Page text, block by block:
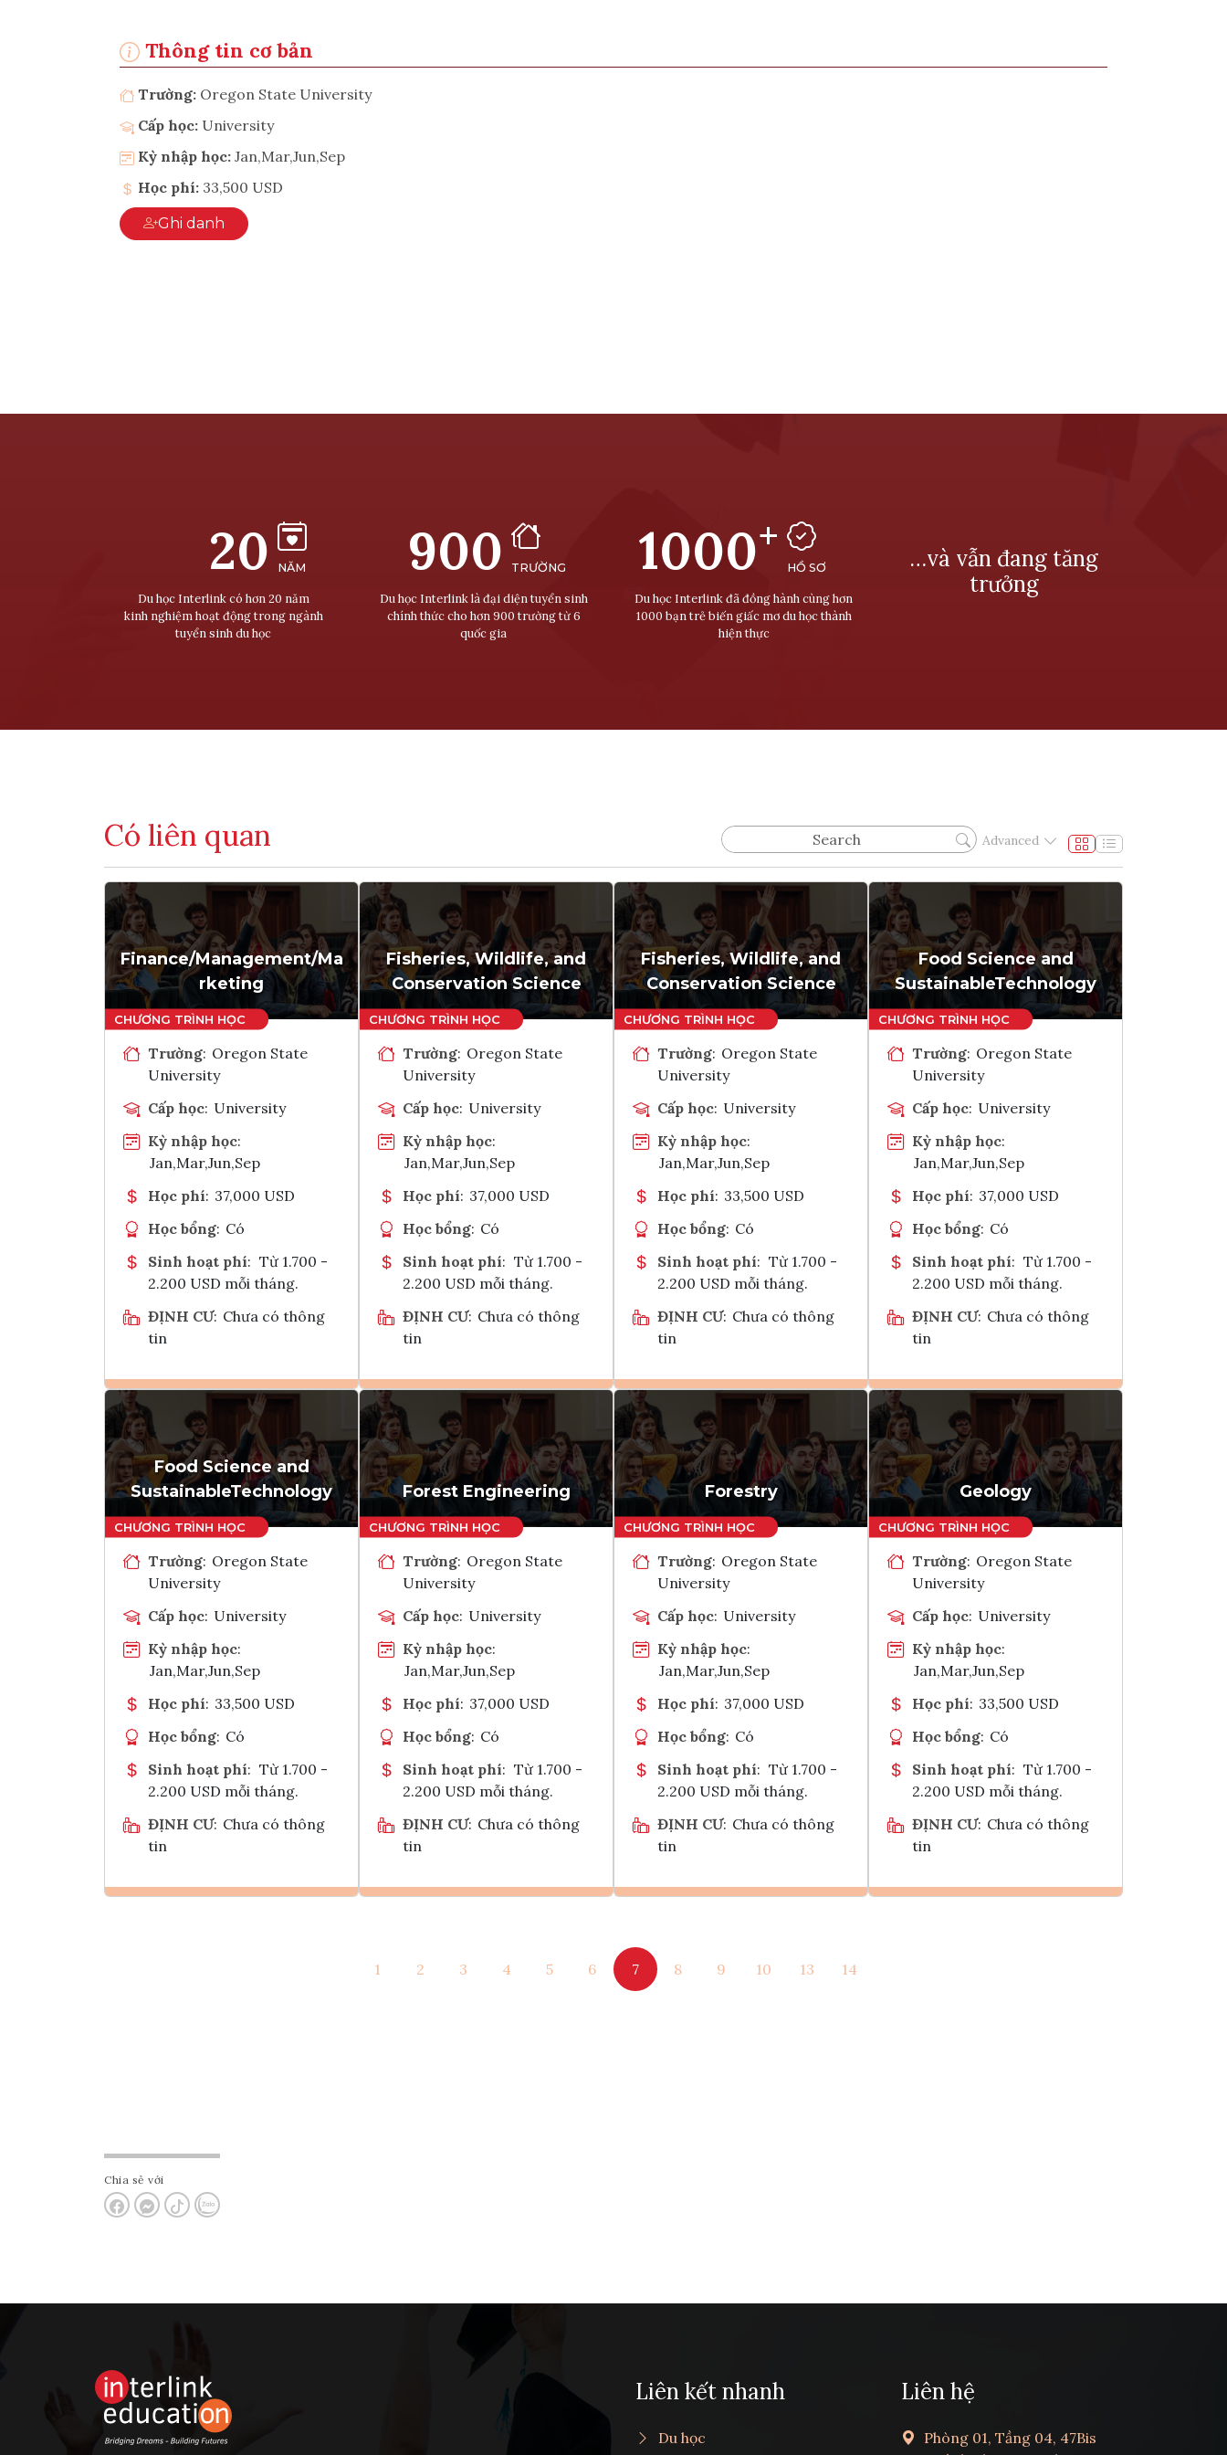
Thông tin cơ bản
Trường: Oregon State University
Cấp học: University
Kỳ nhập học: Jan,Mar,Jun,Sep
Học phí: 33,500 USD
Ghi danh
20 NĂM
Du học Interlink có hơn 20 năm
kinh nghiệm hoạt động trong ngành
tuyển sinh du học
900 TRƯỜNG
Du học Interlink là đại diện tuyển sinh
chính thức cho hơn 900 trường từ 6
quốc gia
1000+
HỒ SƠ
Du học Interlink đã đồng hành cùng hơn
1000 bạn trẻ biến giấc mơ du học thành
hiện thực
…và vẫn đang tăng
trưởng
Có liên quan Advanced
Finance/Management/Ma
rketing
Trường: Oregon State
University
Cấp học: University
Kỳ nhập học:
Jan,Mar,Jun,Sep
Học phí: 37,000 USD
Học bổng: Có
Sinh hoạt phí: Từ 1.700 -
2.200 USD mỗi tháng.
ĐỊNH CƯ: Chưa có thông
tin
Ghi danh
Tham vấn Interlink
Fisheries, Wildlife, and
Conservation Science
Trường: Oregon State
University
Cấp học: University
Kỳ nhập học:
Jan,Mar,Jun,Sep
Học phí: 37,000 USD
Học bổng: Có
Sinh hoạt phí: Từ 1.700 -
2.200 USD mỗi tháng.
ĐỊNH CƯ: Chưa có thông
tin
Ghi danh
Tham vấn Interlink
Fisheries, Wildlife, and
Conservation Science
Trường: Oregon State
University
Cấp học: University
Kỳ nhập học:
Jan,Mar,Jun,Sep
Học phí: 33,500 USD
Học bổng: Có
Sinh hoạt phí: Từ 1.700 -
2.200 USD mỗi tháng.
ĐỊNH CƯ: Chưa có thông
tin
Ghi danh
Tham vấn Interlink
Food Science and
SustainableTechnology
Trường: Oregon State
University
Cấp học: University
Kỳ nhập học:
Jan,Mar,Jun,Sep
Học phí: 37,000 USD
Học bổng: Có
Sinh hoạt phí: Từ 1.700 -
2.200 USD mỗi tháng.
ĐỊNH CƯ: Chưa có thông
tin
Ghi danh
Tham vấn Interlink
Food Science and
SustainableTechnology
Trường: Oregon State
University
Cấp học: University
Kỳ nhập học:
Jan,Mar,Jun,Sep
Học phí: 33,500 USD
Học bổng: Có
Sinh hoạt phí: Từ 1.700 -
2.200 USD mỗi tháng.
ĐỊNH CƯ: Chưa có thông
tin
Forest Engineering
Trường: Oregon State
University
Cấp học: University
Kỳ nhập học:
Jan,Mar,Jun,Sep
Học phí: 37,000 USD
Học bổng: Có
Sinh hoạt phí: Từ 1.700 -
2.200 USD mỗi tháng.
ĐỊNH CƯ: Chưa có thông
tin
Tham vấn Interlink
Forestry
Trường: Oregon State
University
Cấp học: University
Kỳ nhập học:
Jan,Mar,Jun,Sep
Học phí: 37,000 USD
Học bổng: Có
Sinh hoạt phí: Từ 1.700 -
2.200 USD mỗi tháng.
ĐỊNH CƯ: Chưa có thông
tin
Tham vấn Interlink
Geology
Trường: Oregon State
University
Cấp học: University
Kỳ nhập học:
Jan,Mar,Jun,Sep
Học phí: 33,500 USD
Học bổng: Có
Sinh hoạt phí: Từ 1.700 -
2.200 USD mỗi tháng.
ĐỊNH CƯ: Chưa có thông
tin
1 2 3 4 5 6 7 8 9 10 13 14
Chia sẻ với
Liên kết nhanh
Du học
Liên hệ
Phòng 01, Tầng 04, 47Bis